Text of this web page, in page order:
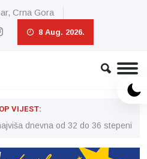
Crna Gora
8 Aug. 2026.
VIJEST:
dnevna od 32 do 36 stepeni